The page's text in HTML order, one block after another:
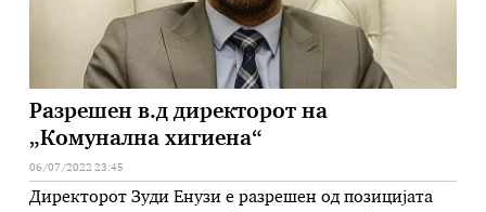
Разрешен в.д директорот на
„Комунална хигиена“
06/07/2022 23:45
Директорот Зуди Енузи е разрешен од позицијата